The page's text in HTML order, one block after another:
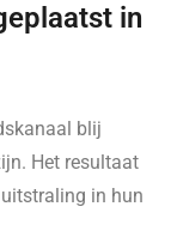
in
blij
Het resultaat
in hun